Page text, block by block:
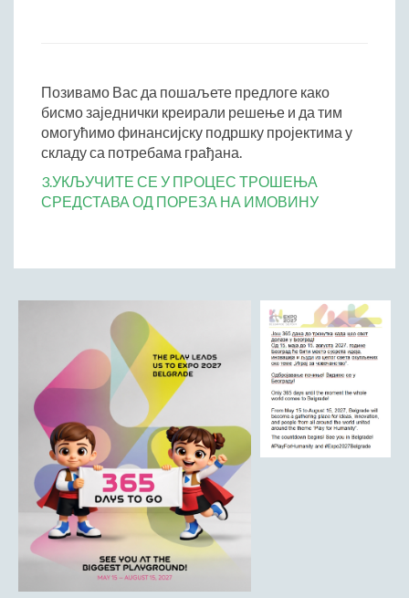
Јавна предузећа
Образовање
Здравствена заштита
Културни живот
Љубовија
Љубовија некад
Природа у Азбуковици
ВЕСТИ
ТУРИЗАМ
Соко град
Римски мост
Кањон Трешњице
Позивамо Вас да пошаљете предлоге како
бисмо заједнички креирали решење и да тим
омогућимо финансијску подршку пројектима у
складу са потребама грађана.
3.УКЉУЧИТЕ СЕ У ПРОЦЕС ТРОШЕЊА
СРЕДСТАВА ОД ПОРЕЗА НА ИМОВИНУ